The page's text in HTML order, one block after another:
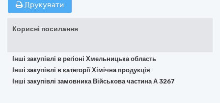
Друкувати
Корисні посилання
Інші закупівлі в регіоні Хмельницька область
Інші закупівлі в категорії Хімічна продукція
Інші закупівлі замовника Військова частина А 3267